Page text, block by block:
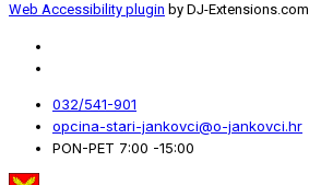
Web Accessibility plugin by DJ-Extensions.com
032/541-901
opcina-stari-jankovci@o-jankovci.hr
PON-PET 7:00 -15:00